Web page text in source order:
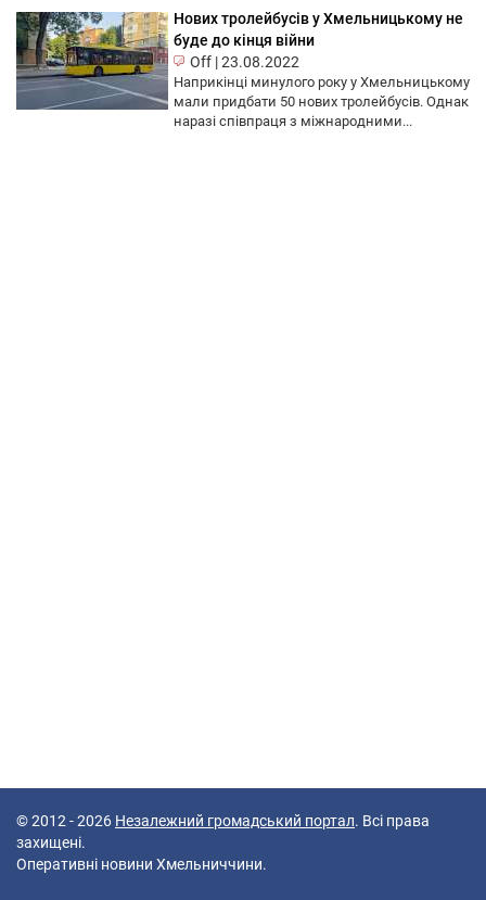
Нових тролейбусів у Хмельницькому не
буде до кінця війни
Off |23.08.2022
Наприкінці минулого року у Хмельницькому
мали придбати 50 нових тролейбусів. Однак
наразі співпраця з міжнародними...
© 2012 - 2026 Незалежний громадський портал. Всі права
захищені.
Оперативні новини Хмельниччини.